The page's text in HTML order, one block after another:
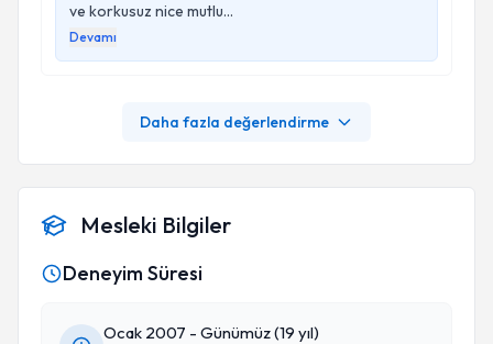
ve korkusuz nice mutlu...
Devamı
Daha fazla değerlendirme
Mesleki Bilgiler
Deneyim Süresi
Ocak 2007 - Günümüz (19 yıl)